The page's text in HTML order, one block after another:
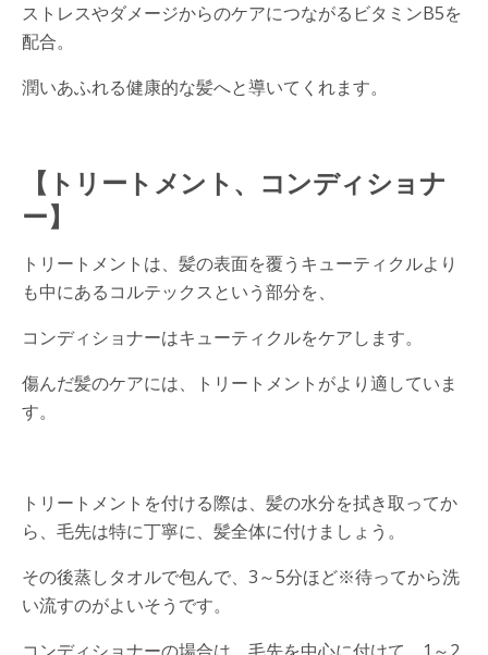
ストレスやダメージからのケアにつながるビタミンB5を
配合。
潤いあふれる健康的な髪へと導いてくれます。
【トリートメント、コンディショナ
ー】
トリートメントは、髪の表面を覆うキューティクルより
も中にあるコルテックスという部分を、
コンディショナーはキューティクルをケアします。
傷んだ髪のケアには、トリートメントがより適していま
す。
トリートメントを付ける際は、髪の水分を拭き取ってか
ら、毛先は特に丁寧に、髪全体に付けましょう。
その後蒸しタオルで包んで、3～5分ほど※待ってから洗
い流すのがよいそうです。